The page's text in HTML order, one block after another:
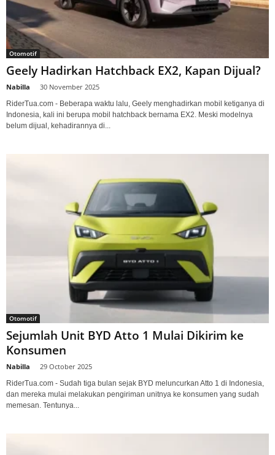
Otomotif
Geely Hadirkan Hatchback EX2, Kapan Dijual?
Nabilla 30 November 2025
RiderTua.com - Beberapa waktu lalu, Geely menghadirkan mobil ketiganya di
Indonesia, kali ini berupa mobil hatchback bernama EX2. Meski modelnya
belum dijual, kehadirannya di...
Otomotif
Sejumlah Unit BYD Atto 1 Mulai Dikirim ke
Konsumen
Nabilla 29 October 2025
RiderTua.com - Sudah tiga bulan sejak BYD meluncurkan Atto 1 di Indonesia,
dan mereka mulai melakukan pengiriman unitnya ke konsumen yang sudah
memesan. Tentunya...